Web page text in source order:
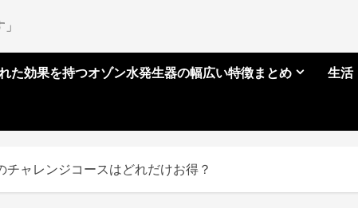
た効果を持つオゾン水発生器の幅広い特徴まとめ 生活
チャレンジコースはどれだけお得？